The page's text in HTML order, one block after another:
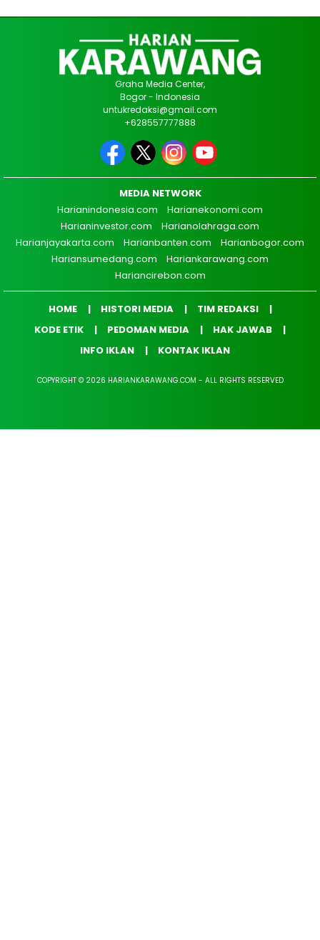
Graha Media Center,
Bogor - Indonesia
untukredaksi@gmail.com
+628557777888
MEDIA NETWORK
Harianindonesia.com
Harianekonomi.com
Harianinvestor.com
Harianolahraga.com
Harianjayakarta.com
Harianbanten.com
Harianbogor.com
Hariansumedang.com
Hariankarawang.com
Hariancirebon.com
HOME HISTORI MEDIA
TIM REDAKSI
KODE ETIK
PEDOMAN MEDIA
HAK JAWAB
INFO IKLAN
KONTAK IKLAN
COPYRIGHT © 2026 HARIANKARAWANG.COM - ALL RIGHTS RESERVED